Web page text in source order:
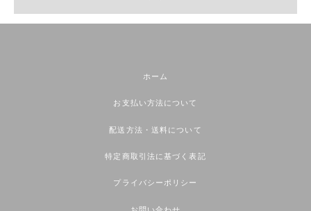
ホーム
お支払い方法について
配送方法・送料について
特定商取引法に基づく表記
プライバシーポリシー